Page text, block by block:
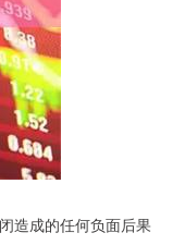
造成的任何负面后果
200.89